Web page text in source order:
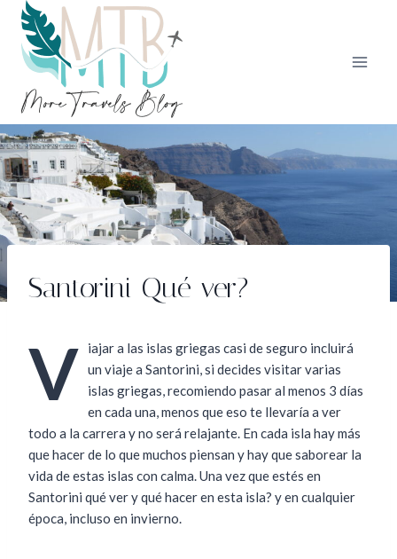
Saltar
contenido
Santorini Qué ver?
V
iajar a las islas griegas casi de seguro incluirá
un viaje a Santorini, si decides visitar varias
islas griegas, recomiendo pasar al menos 3 días
en cada una, menos que eso te llevaría a ver
todo a la carrera y no será relajante. En cada isla hay más
que hacer de lo que muchos piensan y hay que saborear la
vida de estas islas con calma. Una vez que estés en
Santorini qué ver y qué hacer en esta isla? y en cualquier
época, incluso en invierno.